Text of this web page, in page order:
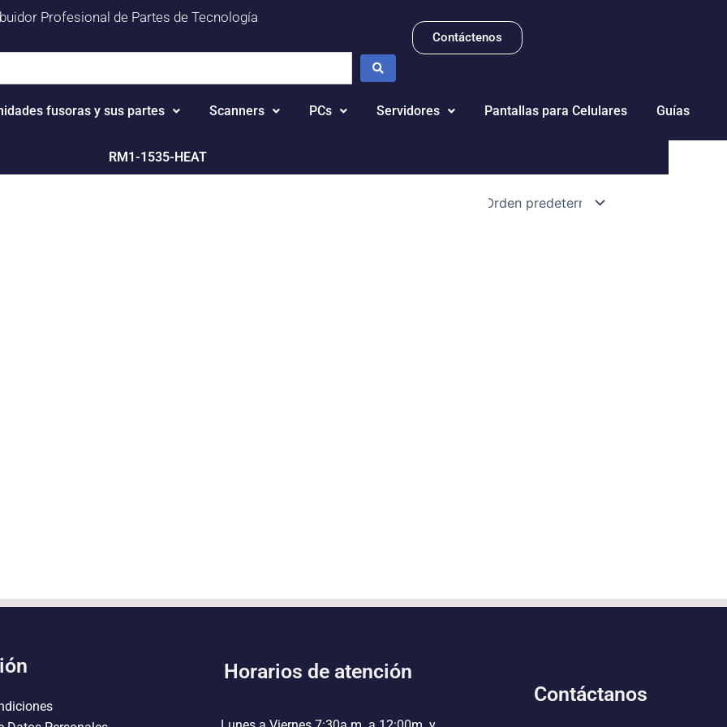
Profesional de Partes de Tecnología
Contáctenos
fusoras y sus partes Scanners PCs Servidores Pantallas para Celulares Guías
RM1-1535-HEAT
Horarios de atención
Contáctanos